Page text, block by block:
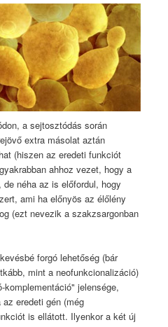
a sejtosztódás során
extra másolat aztán
(hiszen az eredeti funkciót
ahhoz vezet, hogy a
néha az is előfordul, hogy
ami ha előnyös az élőlény
(ezt nevezik a szakzsargonban
forgó lehetőség (bár
mint a neofunkcionalizáció)
komplementáció" jelensége,
eredeti gén (még
is ellátott. Ilyenkor a két új